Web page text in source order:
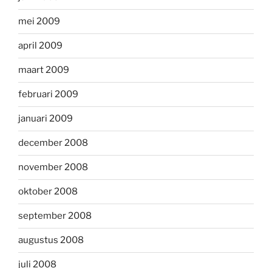
mei 2009
april 2009
maart 2009
februari 2009
januari 2009
december 2008
november 2008
oktober 2008
september 2008
augustus 2008
juli 2008